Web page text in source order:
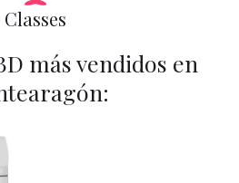
Classes
más vendidos en